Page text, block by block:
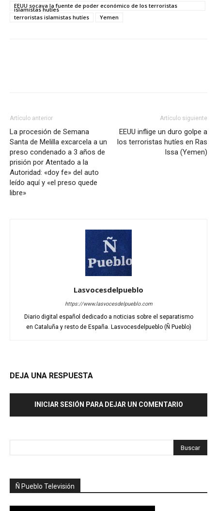
EEUU socava la fuente de poder económico de los terroristas
islamistas hutíes
terroristas islamistas hutíes
Yemen
Artículo anterior
La procesión de Semana
Santa de Melilla excarcela a un
preso condenado a 3 años de
prisión por Atentado a la
Autoridad: «doy fe» del auto
leído aquí y «el preso quede
libre»
Artículo siguiente
EEUU inflige un duro golpe a
los terroristas hutíes en Ras
Issa (Yemen)
Lasvocesdelpueblo
https://www.lasvocesdelpueblo.com
Diario digital español dedicado a noticias sobre el separatismo
en Cataluña y resto de España. Lasvocesdelpueblo (Ñ Pueblo)
DEJA UNA RESPUESTA
INICIAR SESIÓN PARA DEJAR UN COMENTARIO
Ñ Pueblo Televisión